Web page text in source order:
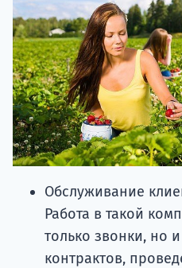
Обслуживание
Работа в такой
только звонки, но
контрактов,